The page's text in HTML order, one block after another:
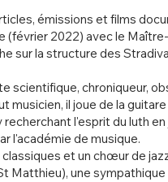
émissions et films
(février 2022) avec le
sur la structure des
scientifique, chroniqueur,
musicien, il joue de la
l'esprit du luth
l'académie de musique.
et un chœur de
Matthieu), une